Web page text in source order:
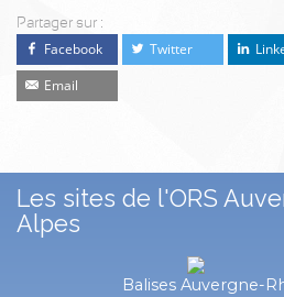
Partager sur :
Facebook Twitter
Email
Les sites de l'ORS
Alpes
Balises Auvergne-